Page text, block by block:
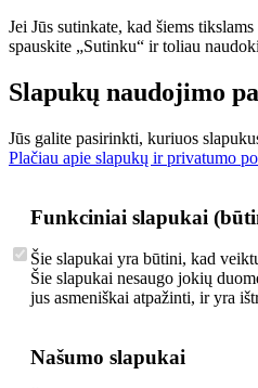
Jei Jūs sutinkate, kad šiems
spauskite „Sutinku“ ir toliau
Slapukų naudojimo
Jūs galite pasirinkti, kuriuos
Plačiau apie slapukų ir privatumo
Funkciniai slapukai
Šie slapukai yra būtini, kad
Šie slapukai nesaugo jokių
jus asmeniškai atpažinti, ir yra
Našumo slapukai